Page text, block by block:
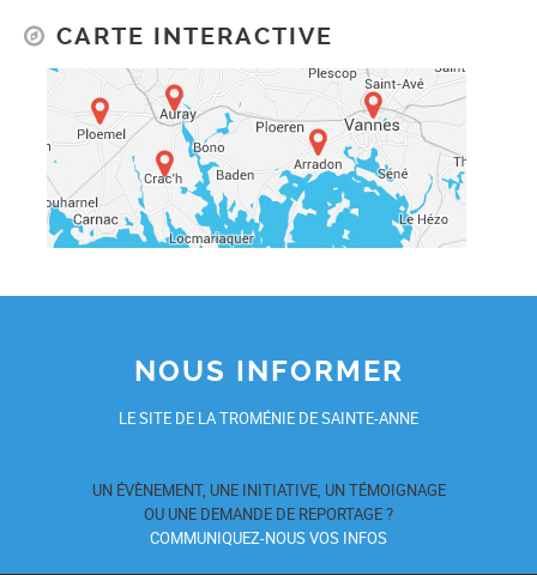
CARTE INTERACTIVE
NOUS INFORMER
LE SITE DE LA TROMÉNIE DE SAINTE-ANNE
UN ÉVÈNEMENT, UNE INITIATIVE, UN TÉMOIGNAGE
OU UNE DEMANDE DE REPORTAGE ?
COMMUNIQUEZ-NOUS VOS INFOS